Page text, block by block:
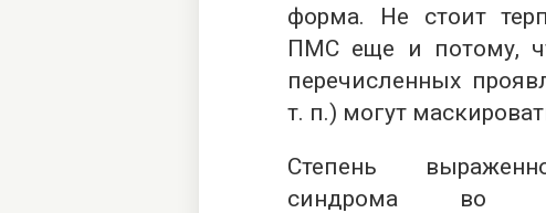
форма. Не стоит
ПМС еще и потому,
перечисленных
т. п.) могут
Степень
синдрома во